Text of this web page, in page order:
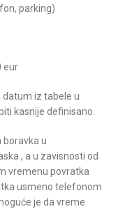
parking)
eur
datum iz tabele u
kasnije definisano.
boravka u
, a u zavisnosti od
vremenu povratka
usmeno telefonom
je da vreme